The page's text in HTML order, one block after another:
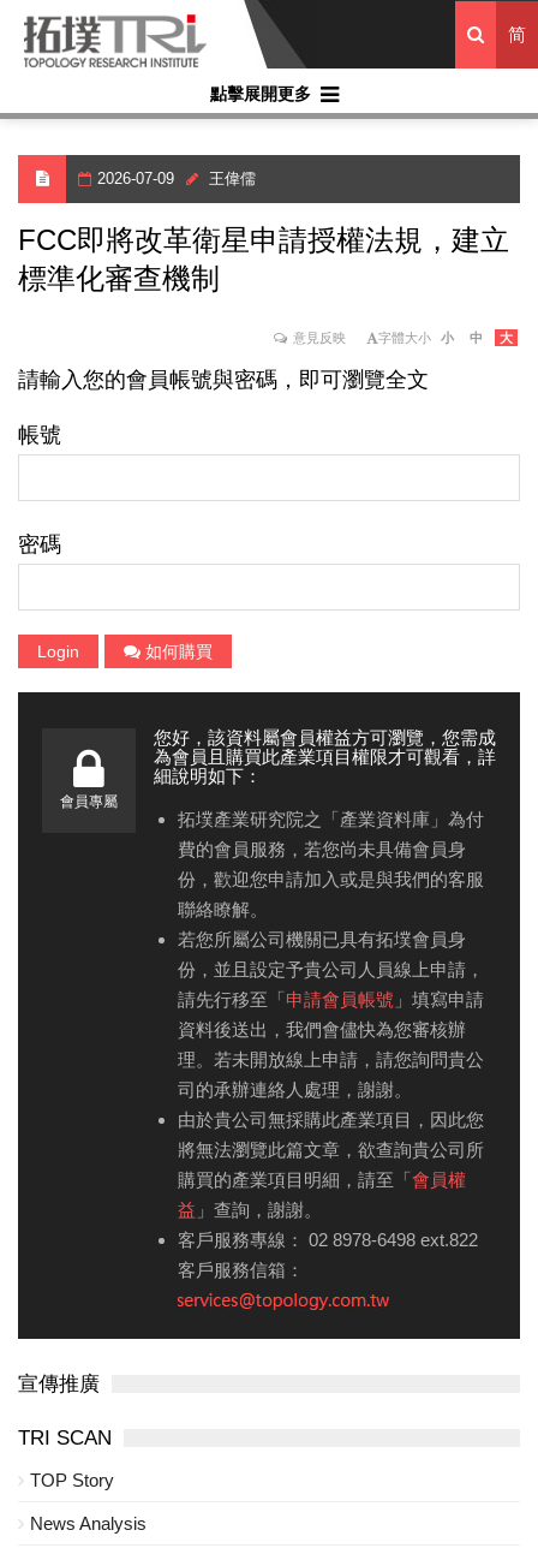
简
點擊展開更多
2026-07-09 王偉儒
FCC即將改革衛星申請授權法規，建立
標準化審查機制
意見反映 字體大小 小 中 大
請輸入您的會員帳號與密碼，即可瀏覽全文
帳號
密碼
Login 如何購買
會員專屬
您好，該資料屬會員權益方可瀏覽，您需成
為會員且購買此產業項目權限才可觀看，詳
細說明如下：
拓墣產業研究院之「產業資料庫」為付
費的會員服務，若您尚未具備會員身
份，歡迎您申請加入或是與我們的客服
聯絡瞭解。
若您所屬公司機關已具有拓墣會員身
份，並且設定予貴公司人員線上申請，
請先行移至「申請會員帳號 」填寫申請
資料後送出，我們會儘快為您審核辦
理。若未開放線上申請，請您詢問貴公
司的承辦連絡人處理，謝謝。
由於貴公司無採購此產業項目，因此您
將無法瀏覽此篇文章，欲查詢貴公司所
購買的產業項目明細，請至「會員權
益 」查詢，謝謝。
客戶服務專線： 02 8978-6498 ext.822
客戶服務信箱：
宣傳推廣
TRI SCAN
TOP Story
News Analysis